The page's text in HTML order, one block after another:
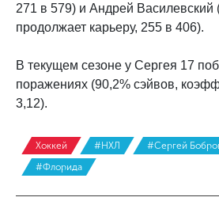
271 в 579) и Андрей Василевский
продолжает карьеру, 255 в 406).
В текущем сезоне у Сергея 17
поражениях (90,2% сэйвов,
3,12).
Хоккей #НХЛ #Сергей
#Флорида